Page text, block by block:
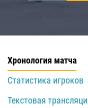
Хронология матча
Статистика игроков
Текстовая